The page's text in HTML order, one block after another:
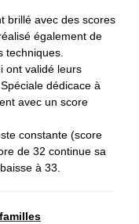
brillé avec des scores
également de
techniques.
ont validé leurs
dédicace à
avec un score
constante (score
de 32 continue sa
à 33.